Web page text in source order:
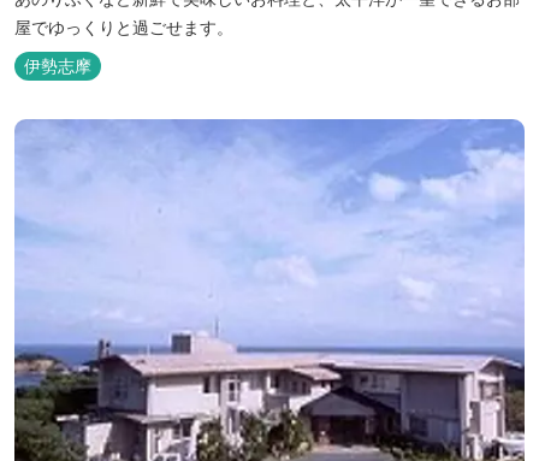
屋でゆっくりと過ごせます。
伊勢志摩